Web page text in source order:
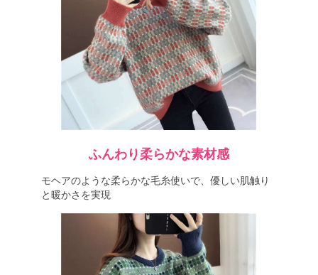
ふんわり柔らかな素材感
モヘアのような柔らかな毛糸使いで、優しい肌触り
と暖かさを実現